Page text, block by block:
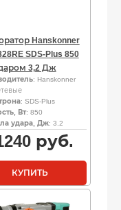
Hanskonner
SDS-Plus 850
3,2 Дж
: Hanskonner
: SDS-Plus
Вт: 850
удара, Дж: 3.2
руб.
КУПИТЬ